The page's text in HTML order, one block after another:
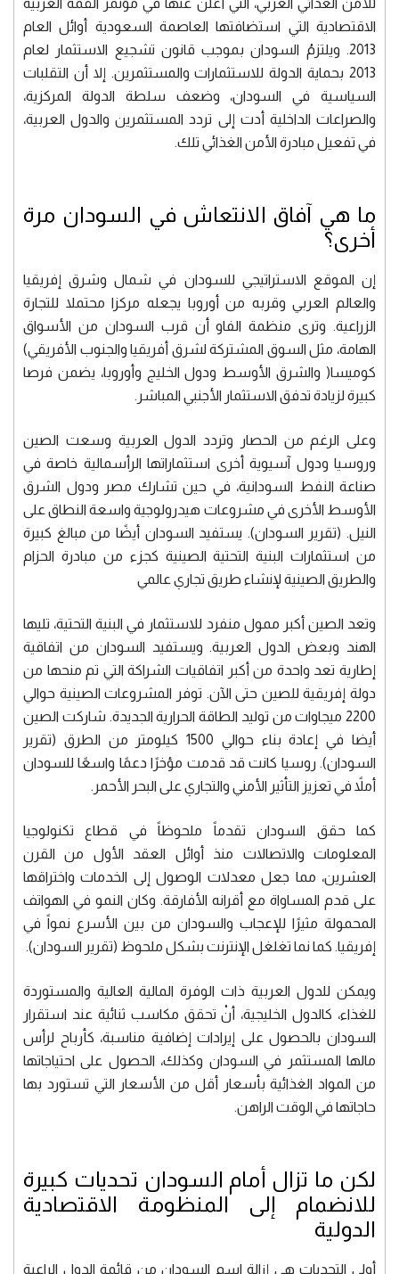
للأمن الغذائي العربي، التي أعلن عنها في مؤتمر القمة العربية
الاقتصادية التي استضافتها العاصمة السعودية أوائل العام
2013. ويلتزمُ السودان بموجب قانون تشجيع الاستثمار لعام
2013 بحماية الدولة للاستثمارات والمستثمرين. إلا أن التقلبات
السياسية في السودان، وضعف سلطة الدولة المركزية،
والصراعات الداخلية أدت إلى تردد المستثمرين والدول العربية،
في تفعيل مبادرة الأمن الغذائي تلك.
ما هي آفاق الانتعاش في السودان مرة
أخرى؟
إن الموقع الاستراتيجي للسودان في شمال وشرق إفريقيا
والعالم العربي وقربه من أوروبا يجعله مركزا محتملا للتجارة
الزراعية. وترى منظمة الفاو أن قرب السودان من الأسواق
الهامة، مثل السوق المشتركة لشرق أفريقيا والجنوب الأفريقي)
كوميسا( والشرق الأوسط ودول الخليج وأوروبا، يضمن فرصا
كبيرة لزيادة تدفق الاستثمار الأجنبي المباشر.
وعلى الرغم من الحصار وتردد الدول العربية وسعت الصين
وروسيا ودول آسيوية أخرى استثماراتها الرأسمالية خاصة في
صناعة النفط السودانية، في حين تشارك مصر ودول الشرق
الأوسط الأخرى في مشروعات هيدرولوجية واسعة النطاق على
النيل. (تقرير السودان). يستفيد السودان أيضًا من مبالغ كبيرة
من استثمارات البنية التحتية الصينية كجزء من مبادرة الحزام
والطريق الصينية لإنشاء طريق تجاري عالمي
وتعد الصين أكبر ممول منفرد للاستثمار في البنية التحتية، تليها
الهند وبعض الدول العربية. ويستفيد السودان من اتفاقية
إطارية تعد واحدة من أكبر اتفاقيات الشراكة التي تم منحها من
دولة إفريقية للصين حتى الآن. توفر المشروعات الصينية حوالي
2200 ميجاوات من توليد الطاقة الحرارية الجديدة. شاركت الصين
أيضا في إعادة بناء حوالي 1500 كيلومتر من الطرق (تقرير
السودان). روسيا كانت قد قدمت مؤخرًا دعمًا واسعًا للسودان
أملاً في تعزيز التأثير الأمني والتجاري على البحر الأحمر.
كما حقق السودان تقدماً ملحوظاً في قطاع تكنولوجيا
المعلومات والاتصالات منذ أوائل العقد الأول من القرن
العشرين، مما جعل معدلات الوصول إلى الخدمات واختراقها
على قدم المساواة مع أقرانه الأفارقة. وكان النمو في الهواتف
المحمولة مثيرًا للإعجاب والسودان من بين الأسرع نمواً في
إفريقيا. كما نما تغلغل الإنترنت بشكل ملحوظ (تقرير السودان).
ويمكن للدول العربية ذات الوفرة المالية العالية والمستوردة
للغذاء، كالدول الخليجية، أنْ تحقق مكاسب ثنائية عند استقرار
السودان بالحصول على إيرادات إضافية مناسبة، كأرباح لرأس
مالها المستثمر في السودان وكذلك، الحصول على احتياجاتها
من المواد الغذائية بأسعار أقل من الأسعار التي تستورد بها
حاجاتها في الوقت الراهن.
لكن ما تزال أمام السودان تحديات كبيرة
للانضمام إلى المنظومة الاقتصادية
الدولية
أولى التحديات هي إزالة اسم السودان من قائمة الدول الراعية